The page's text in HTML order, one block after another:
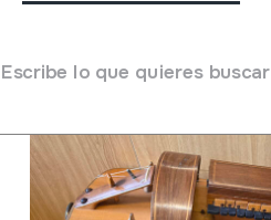
Escribe lo que quieres buscar